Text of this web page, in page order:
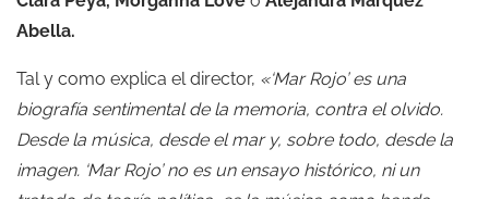
Abella.
Tal y como explica el director, «‘Mar Rojo’ es una
biografía sentimental de la memoria, contra el olvido.
Desde la música, desde el mar y, sobre todo, desde la
imagen. ‘Mar Rojo’ no es un ensayo histórico, ni un